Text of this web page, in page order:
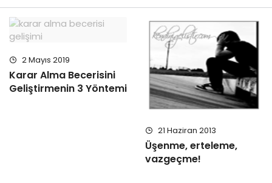
2 Mayıs 2019
Karar Alma Becerisini
Geliştirmenin 3 Yöntemi
21 Haziran 2013
Üşenme, erteleme,
vazgeçme!